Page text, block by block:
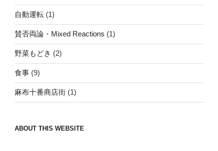
自動運転 (1)
賛否両論・Mixed Reactions (1)
野菜もどき (2)
食事 (9)
麻布十番商店街 (1)
ABOUT THIS WEBSITE